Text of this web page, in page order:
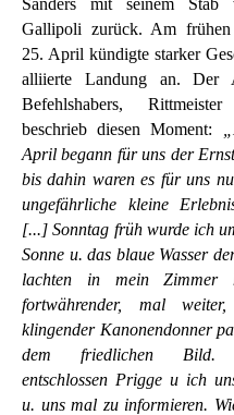
Sanders mit seinem Stab
Gallipoli zurück. Am
25. April kündigte starker
alliierte Landung an. Der
Befehlshabers,
beschrieb diesen Moment:
April begann für uns der
bis dahin waren es für uns
ungefährliche kleine
[...] Sonntag früh wurde ich
Sonne u. das blaue Wasser
lachten in mein Zimmer
fortwährender, mal
klingender Kanonendonner
dem friedlichen Bild.
entschlossen Prigge u ich
u. uns mal zu informieren.